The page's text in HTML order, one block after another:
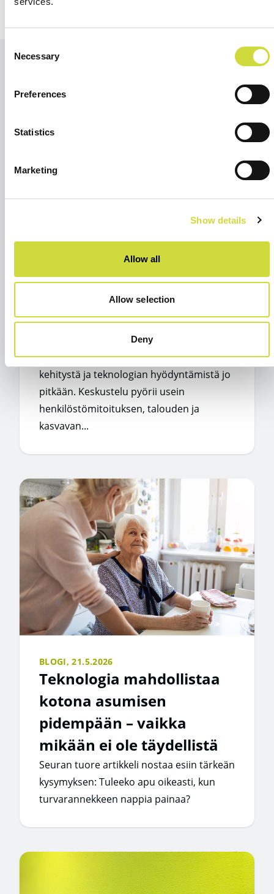
Selection
Necessary
Preferences
Statistics
Marketing
Show details
Allow all
Allow selection
Deny
Muita
artikkeleita
Voisiko teknologia auttaa
hoitajia pysymään alalla?
Olen seurannut vanhuspalveluiden
kehitystä ja teknologian hyödyntämistä jo
pitkään. Keskustelu pyörii usein
henkilöstömitoituksen, talouden ja
kasvavan...
BLOGI,21.5.2026
Teknologia mahdollistaa
kotona asumisen
pidempään – vaikka
mikään ei ole täydellistä
Seuran tuore artikkeli nostaa esiin tärkeän
kysymyksen: Tuleeko apu oikeasti, kun
turvarannekkeen nappia painaa?